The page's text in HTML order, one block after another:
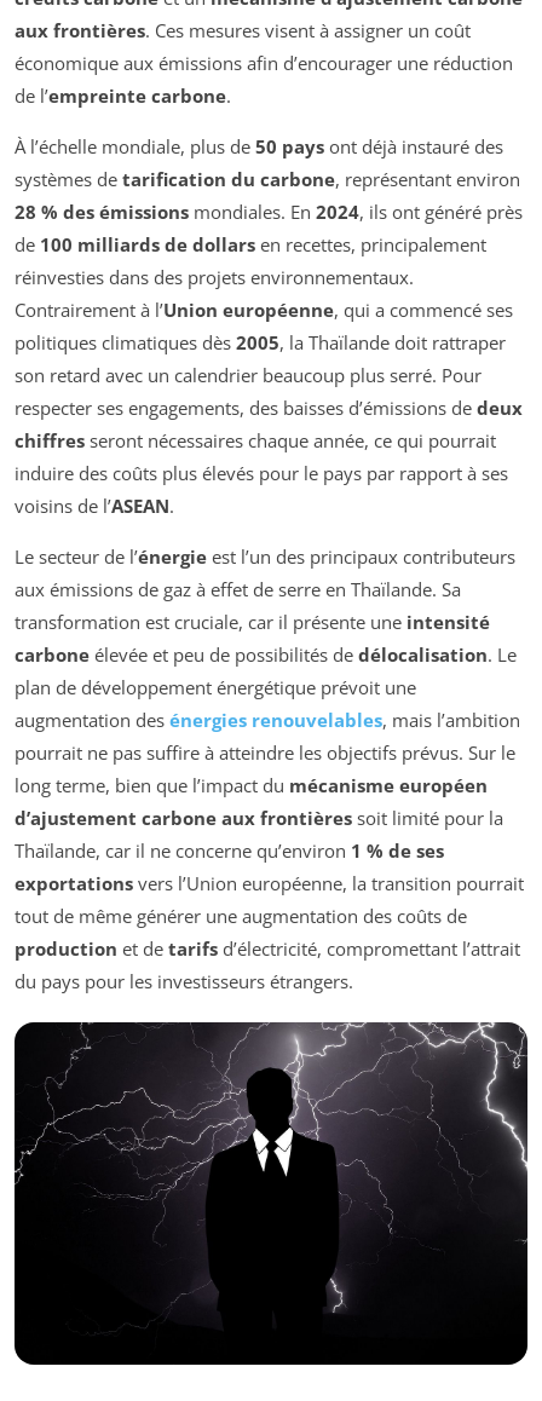
aux frontières. Ces mesures visent à assigner un coût
économique aux émissions afin d’encourager une réduction
de l’empreinte carbone.
À l’échelle mondiale, plus de 50 pays ont déjà instauré des
systèmes de tarification du carbone, représentant environ
28 % des émissions mondiales. En 2024, ils ont généré près
de 100 milliards de dollars en recettes, principalement
réinvesties dans des projets environnementaux.
Contrairement à l’Union européenne, qui a commencé ses
politiques climatiques dès 2005, la Thaïlande doit rattraper
son retard avec un calendrier beaucoup plus serré. Pour
respecter ses engagements, des baisses d’émissions de deux
chiffres seront nécessaires chaque année, ce qui pourrait
induire des coûts plus élevés pour le pays par rapport à ses
voisins de l’ASEAN.
Le secteur de l’énergie est l’un des principaux contributeurs
aux émissions de gaz à effet de serre en Thaïlande. Sa
transformation est cruciale, car il présente une intensité
carbone élevée et peu de possibilités de délocalisation. Le
plan de développement énergétique prévoit une
augmentation des énergies renouvelables, mais l’ambition
pourrait ne pas suffire à atteindre les objectifs prévus. Sur le
long terme, bien que l’impact du mécanisme européen
d’ajustement carbone aux frontières soit limité pour la
Thaïlande, car il ne concerne qu’environ 1 % de ses
exportations vers l’Union européenne, la transition pourrait
tout de même générer une augmentation des coûts de
production et de tarifs d’électricité, compromettant l’attrait
du pays pour les investisseurs étrangers.